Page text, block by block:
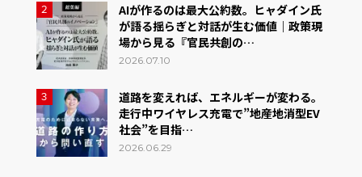
2
AIが作るのは最大公約数。ヒャダイン氏
が語る揺らぎと対話が生む価値｜政策現
場から見る『官民共創の…
2026.07.10
3
道路を変えれば、エネルギーが変わる。
走行中ワイヤレス充電で”地産地消型EV
社会”を目指…
2026.06.29